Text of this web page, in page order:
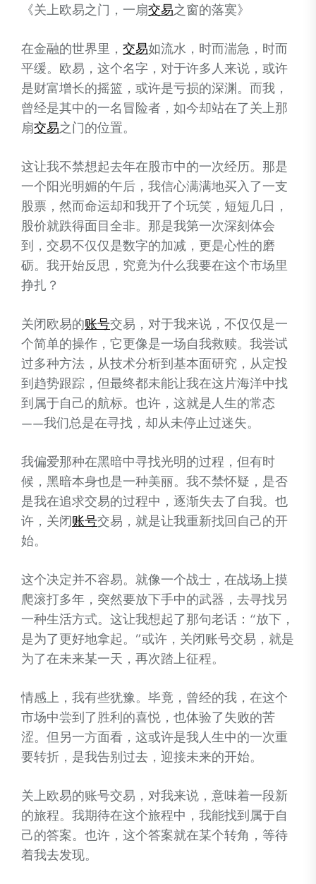
《关上欧易之门，一扇交易之窗的落寞》
在金融的世界里， 交易如流水，时而湍急，时而
平缓。欧易，这个名字，对于许多人来说，或许
是财富增长的摇篮，或许是亏损的深渊。而我，
曾经是其中的一名冒险者，如今却站在了关上那
扇交易之门的位置。
这让我不禁想起去年在股市中的一次经历。那是
一个阳光明媚的午后，我信心满满地买入了一支
股票，然而命运却和我开了个玩笑，短短几日，
股价就跌得面目全非。那是我第一次深刻体会
到，交易不仅仅是数字的加减，更是心性的磨
砺。我开始反思，究竟为什么我要在这个市场里
挣扎？
关闭欧易的账号交易，对于我来说，不仅仅是一
个简单的操作，它更像是一场自我救赎。我尝试
过多种方法，从技术分析到基本面研究，从定投
到趋势跟踪，但最终都未能让我在这片海洋中找
到属于自己的航标。也许，这就是人生的常态
——我们总是在寻找，却从未停止过迷失。
我偏爱那种在黑暗中寻找光明的过程，但有时
候，黑暗本身也是一种美丽。我不禁怀疑，是否
是我在追求交易的过程中，逐渐失去了自我。也
许，关闭账号交易，就是让我重新找回自己的开
始。
这个决定并不容易。就像一个战士，在战场上摸
爬滚打多年，突然要放下手中的武器，去寻找另
一种生活方式。这让我想起了那句老话：“放下，
是为了更好地拿起。”或许，关闭账号交易，就是
为了在未来某一天，再次踏上征程。
情感上，我有些犹豫。毕竟，曾经的我，在这个
市场中尝到了胜利的喜悦，也体验了失败的苦
涩。但另一方面看，这或许是我人生中的一次重
要转折，是我告别过去，迎接未来的开始。
关上欧易的账号交易，对我来说，意味着一段新
的旅程。我期待在这个旅程中，我能找到属于自
己的答案。也许，这个答案就在某个转角，等待
着我去发现。